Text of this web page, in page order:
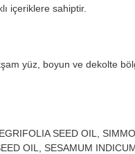
içeriklere sahiptir.
yüz, boyun ve dekolte
SEED OIL,
OIL, SESAMUM